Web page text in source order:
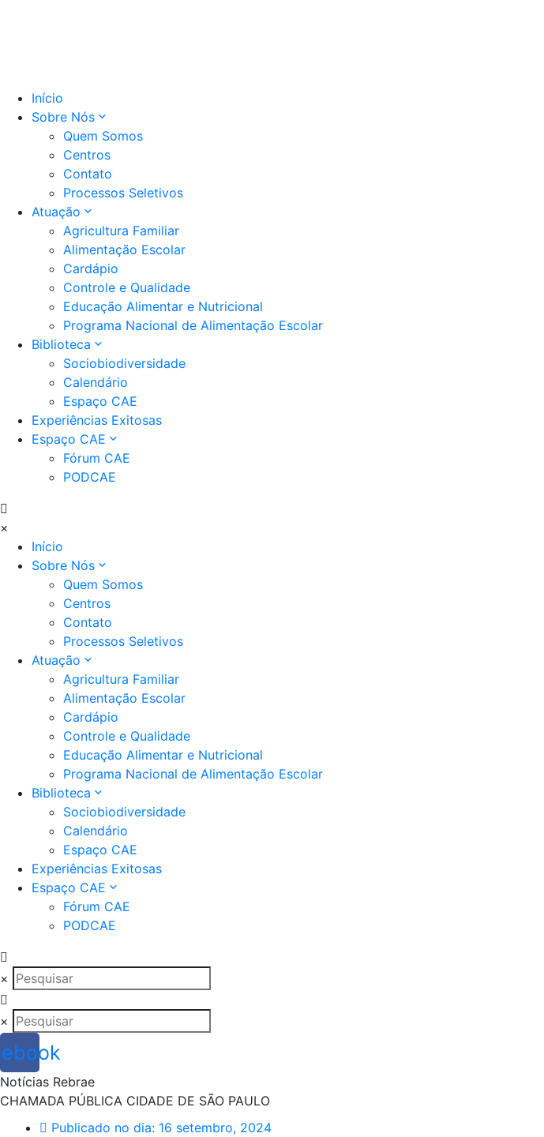
Início
Sobre Nós
Quem Somos
Centros
Contato
Processos Seletivos
Atuação
Agricultura Familiar
Alimentação Escolar
Cardápio
Controle e Qualidade
Educação Alimentar e Nutricional
Programa Nacional de Alimentação Escolar
Biblioteca
Sociobiodiversidade
Calendário
Espaço CAE
Experiências Exitosas
Espaço CAE
Fórum CAE
PODCAE
×
Início
Sobre Nós
Quem Somos
Centros
Contato
Processos Seletivos
Atuação
Agricultura Familiar
Alimentação Escolar
Cardápio
Controle e Qualidade
Educação Alimentar e Nutricional
Programa Nacional de Alimentação Escolar
Biblioteca
Sociobiodiversidade
Calendário
Espaço CAE
Experiências Exitosas
Espaço CAE
Fórum CAE
PODCAE
×
×
Notícias Rebrae
CHAMADA PÚBLICA CIDADE DE SÃO PAULO
Publicado no dia: 16 setembro, 2024